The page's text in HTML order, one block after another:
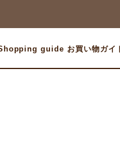
guide お買い物ガイ